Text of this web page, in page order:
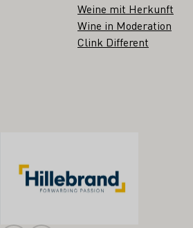
Weine mit Herkunft
Wine in Moderation
Clink Different